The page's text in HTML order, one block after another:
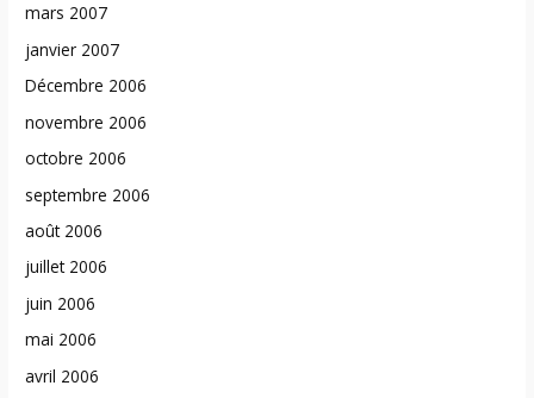
mars 2007
janvier 2007
Décembre 2006
novembre 2006
octobre 2006
septembre 2006
août 2006
juillet 2006
juin 2006
mai 2006
avril 2006